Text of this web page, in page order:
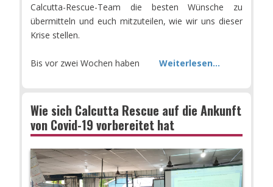
Calcutta-Rescue-Team die besten Wünsche zu
übermitteln und euch mitzuteilen, wie wir uns dieser
Krise stellen.
Bis vor zwei Wochen haben Weiterlesen...
Wie sich Calcutta Rescue auf die Ankunft
von Covid-19 vorbereitet hat